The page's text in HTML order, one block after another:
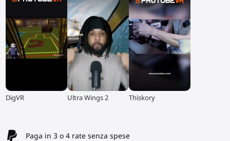
▶
DigVR ▶
Ultra Wings 2 ▶
Thiskory
Paga in 3 o 4 rate senza spese